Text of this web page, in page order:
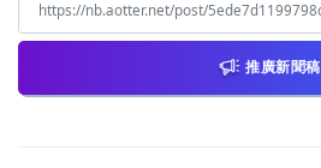
推廣新聞稿